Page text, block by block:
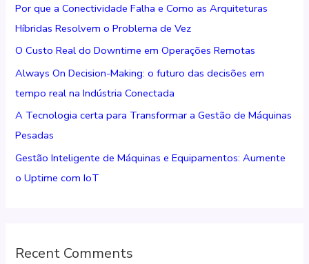
s
a
r
p
o
r
:
Por que a Conectividade Falha e Como as Arquiteturas
Híbridas Resolvem o Problema de Vez
O Custo Real do Downtime em Operações Remotas
Always On Decision-Making: o futuro das decisões em
tempo real na Indústria Conectada
A Tecnologia certa para Transformar a Gestão de Máquinas
Pesadas
Gestão Inteligente de Máquinas e Equipamentos: Aumente
o Uptime com IoT
Recent Comments